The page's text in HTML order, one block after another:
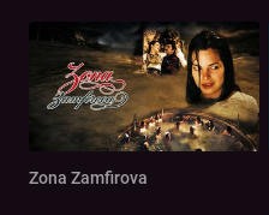
Zona Zamfirova